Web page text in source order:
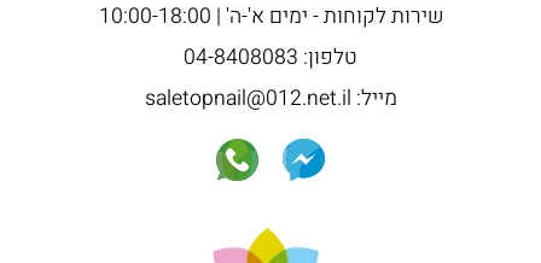
שירות לקוחות - ימים א'-ה' | 10:00-18:00
טלפון: 04-8408083
מייל: saletopnail@012.net.il